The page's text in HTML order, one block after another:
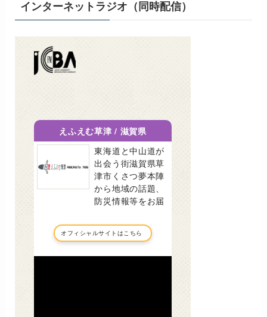
インターネットラジオ（同時配信）